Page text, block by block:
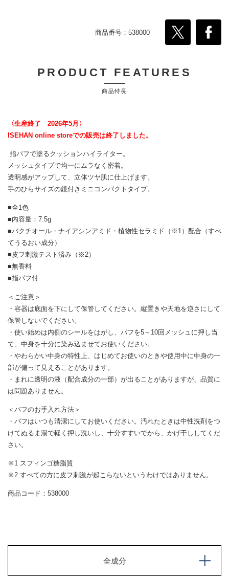
商品番号：538000
PRODUCT FEATURES
商品特長
〈生産終了 2026年5月〉
ISEHAN online storeでの販売は終了しました。
指パフで塗るクッションハイライター。
メッシュタイプで均一にムラなく密着。
透明感がアップして、立体ツヤ肌に仕上げます。
手のひらサイズの鏡付きミニコンパクトタイプ。
■全1色
■内容量：7.5g
■バクチオール・ナイアシンアミド・植物性セラミド（※1）配合（すべ
てうるおい成分）
■皮フ刺激テスト済み（※2）
■無香料
■指パフ付
＜ご注意＞
・容器は底面を下にして保管してください。縦置きや天地を逆さにして
保管しないでください。
・使い始めは内側のシールをはがし、パフを5～10回メッシュに押し当
て、中身を十分に染み込ませてお使いください。
・やわらかい中身の特性上、はじめてお使いのときや使用中に中身の一
部が偏って見えることがあります。
・まれに透明の液（配合成分の一部）が出ることがありますが、品質に
は問題ありません。
＜パフのお手入れ方法＞
・パフはいつも清潔にしてお使いください。汚れたときは中性洗剤をつ
けてぬるま湯で軽く押し洗いし、十分すすいでから、かげ干ししてくだ
さい。
※1 スフィンゴ糖脂質
※2 すべての方に皮フ刺激が起こらないというわけではありません。
商品コード：538000
全成分